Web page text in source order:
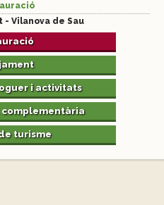
- Vilanova de Sau
i activitats
turisme